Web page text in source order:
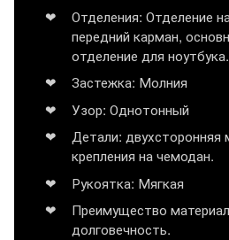
Отделения: Отделение
передний карман,
отделение для ноутбука.
Застежка: Молния
Узор: Однотонный
Детали: двухсторонняя
крепления на чемодан.
Рукоятка: Мягкая
Преимущество
долговечность.